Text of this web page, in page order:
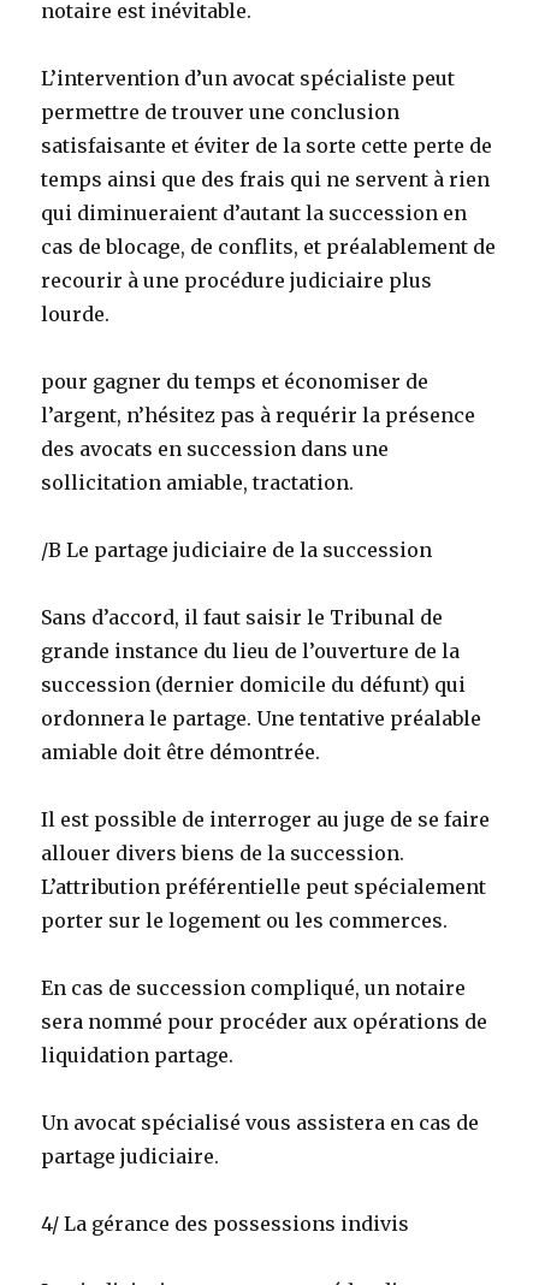
notaire est inévitable.
L’intervention d’un avocat spécialiste peut
permettre de trouver une conclusion
satisfaisante et éviter de la sorte cette perte de
temps ainsi que des frais qui ne servent à rien
qui diminueraient d’autant la succession en
cas de blocage, de conflits, et préalablement de
recourir à une procédure judiciaire plus
lourde.
pour gagner du temps et économiser de
l’argent, n’hésitez pas à requérir la présence
des avocats en succession dans une
sollicitation amiable, tractation.
/B Le partage judiciaire de la succession
Sans d’accord, il faut saisir le Tribunal de
grande instance du lieu de l’ouverture de la
succession (dernier domicile du défunt) qui
ordonnera le partage. Une tentative préalable
amiable doit être démontrée.
Il est possible de interroger au juge de se faire
allouer divers biens de la succession.
L’attribution préférentielle peut spécialement
porter sur le logement ou les commerces.
En cas de succession compliqué, un notaire
sera nommé pour procéder aux opérations de
liquidation partage.
Un avocat spécialisé vous assistera en cas de
partage judiciaire.
4/ La gérance des possessions indivis